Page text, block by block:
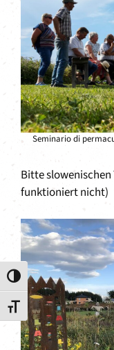
Attiva/disattiva alto
Attiva/disattiva
Seminario di
Bitte
funktioniert nicht)